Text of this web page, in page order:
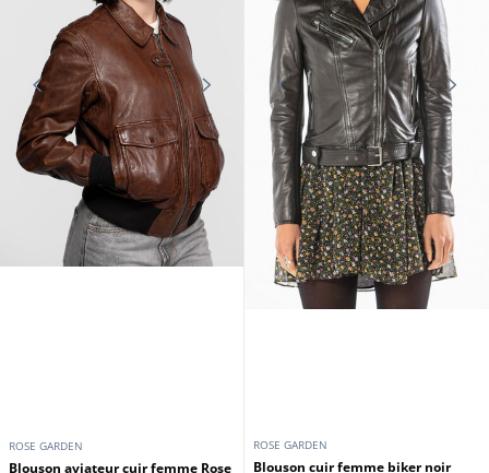
ROSE GARDEN
Blouson aviateur cuir femme Rose
ROSE GARDEN
Blouson cuir femme biker noir